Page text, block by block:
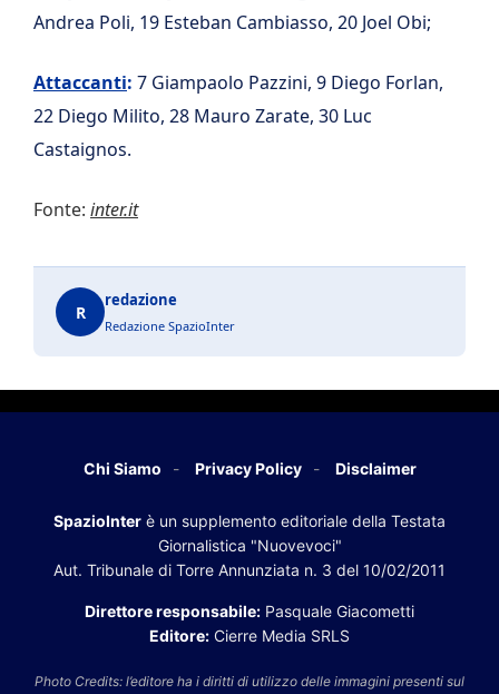
Andrea Poli, 19 Esteban Cambiasso, 20 Joel Obi;
Attaccanti: 7 Giampaolo Pazzini, 9 Diego Forlan,
22 Diego Milito, 28 Mauro Zarate, 30 Luc
Castaignos.
Fonte: inter.it
R
redazione
Redazione SpazioInter
Chi Siamo Privacy Policy Disclaimer
SpazioInter è un supplemento editoriale della Testata
Giornalistica "Nuovevoci"
Aut. Tribunale di Torre Annunziata n. 3 del 10/02/2011
Direttore responsabile: Pasquale Giacometti
Editore: Cierre Media SRLS
Photo Credits: l’editore ha i diritti di utilizzo delle immagini presenti sul